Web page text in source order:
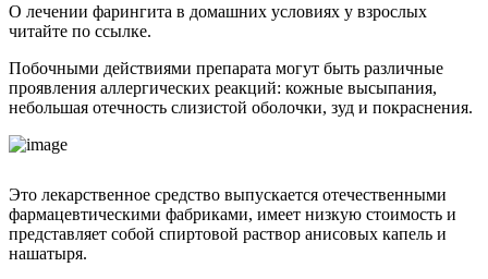
О лечении фарингита в домашних условиях у взрослых
читайте по ссылке.
Побочными действиями препарата могут быть различные
проявления аллергических реакций: кожные высыпания,
небольшая отечность слизистой оболочки, зуд и покраснения.
Это лекарственное средство выпускается отечественными
фармацевтическими фабриками, имеет низкую стоимость и
представляет собой спиртовой раствор анисовых капель и
нашатыря.